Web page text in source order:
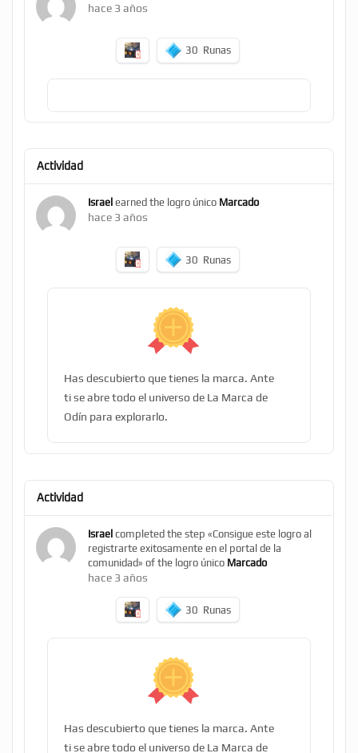
hace 3 años
30 Runas
Actividad
Israel earned the logro único Marcado
hace 3 años
30 Runas
Has descubierto que tienes la marca. Ante
ti se abre todo el universo de La Marca de
Odín para explorarlo.
Actividad
Israel completed the step «Consigue este logro al
registrarte exitosamente en el portal de la
comunidad» of the logro único Marcado
hace 3 años
30 Runas
Has descubierto que tienes la marca. Ante
ti se abre todo el universo de La Marca de